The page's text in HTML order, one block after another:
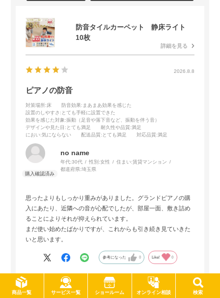
商品一覧 サービス一覧 ショールーム オンライン相談 検索
防音タイルカーペット 静床ライト
10枚
詳細を見る
2026.8.8
ピアノの防音
対策場所:床 防音効果:まあまあ効果を感じた
設置のしやすさ :とても手軽に設置できた
効果を感じた対象:振動（足音や落下音など、振動を伴う音）
デザインや見た目 :とても満足 耐久性や品質:満足
におい:気にならない 配送品質:とても満足 対応品質:満足
no name
年代:30代 性別:女性 住まい:賃貸マンション
都道府県:埼玉県
思ったよりもしっかり重みがありました。グランドピアノの購
入にあたり、近隣への音が心配でしたが、部屋一面、敷き詰め
ることによりそれが抑えられています。
まだ使い始めたばかりですが、これからも引き続き見ていきた
いと思います。
参考になった 0 Like! 0